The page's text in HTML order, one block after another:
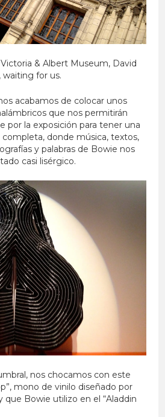
& Albert Museum, David
waiting for us.
acabamos de colocar unos
que nos permitirán
por la exposición para tener una
completa, donde música, textos,
y palabras de Bowie nos
casi lisérgico.
nos chocamos con este
mono de vinilo diseñado por
que Bowie utilizo en el “Aladdin